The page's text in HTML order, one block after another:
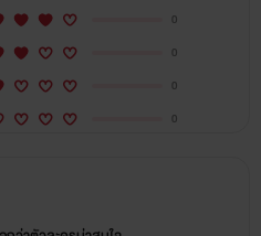
0
0
0
0